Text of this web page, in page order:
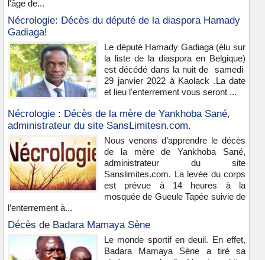
l'âge de...
Nécrologie: Décès du député de la diaspora Hamady
Gadiaga!
Le député Hamady Gadiaga (élu sur
la liste de la diaspora en Belgique)
est décédé dans la nuit de samedi
29 janvier 2022 à Kaolack .La date
et lieu l'enterrement vous seront ...
Nécrologie : Décès de la mère de Yankhoba Sané,
administrateur du site SansLimitesn.com.
Nous venons d’apprendre le décès
de la mère de Yankhoba Sané,
administrateur du site
Sanslimites.com. La levée du corps
est prévue à 14 heures à la
mosquée de Gueule Tapée suivie de
l’enterrement à...
Décès de Badara Mamaya Sène
Le monde sportif en deuil. En effet,
Badara Mamaya Sène a tiré sa